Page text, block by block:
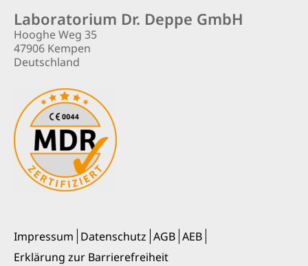
Laboratorium Dr. Deppe GmbH
Hooghe Weg 35
47906 Kempen
Deutschland
Impressum Datenschutz AGB AEB
Erklärung zur Barrierefreiheit